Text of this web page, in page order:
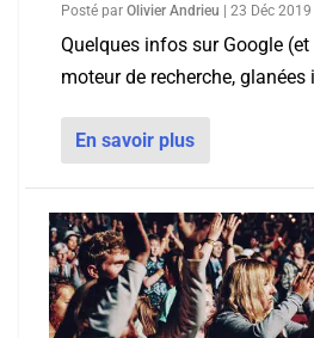
Posté par Olivier Andrieu 23 Déc 2019
Quelques infos sur Google
moteur de recherche,
En savoir plus